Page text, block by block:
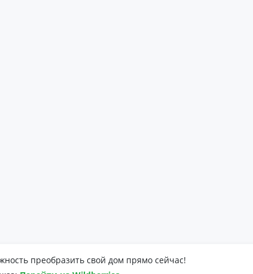
преобразить свой дом прямо сейчас!